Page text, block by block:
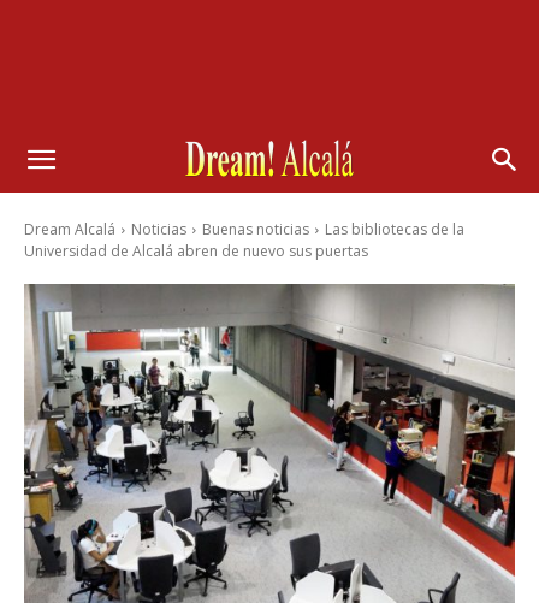
Dream Alcalá Noticias Buenas noticias
Las bibliotecas de la
Universidad de Alcalá abren de nuevo sus puertas